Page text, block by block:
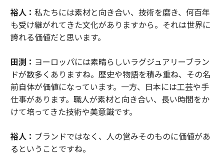
裕人： 私たちには素材と向き合い、技術を磨き、何百年
も受け継がれてきた文化がありますから。それは世界に
誇れる価値だと思います。
田渕： ヨーロッパには素晴らしいラグジュアリーブラン
ドが数多くありますね。歴史や物語を積み重ね、その名
前自体が価値になっています。一方、日本には工芸や手
仕事があります。職人が素材と向き合い、長い時間をか
けて培ってきた技術や美意識です。
裕人： ブランドではなく、人の営みそのものに価値があ
るということですね。